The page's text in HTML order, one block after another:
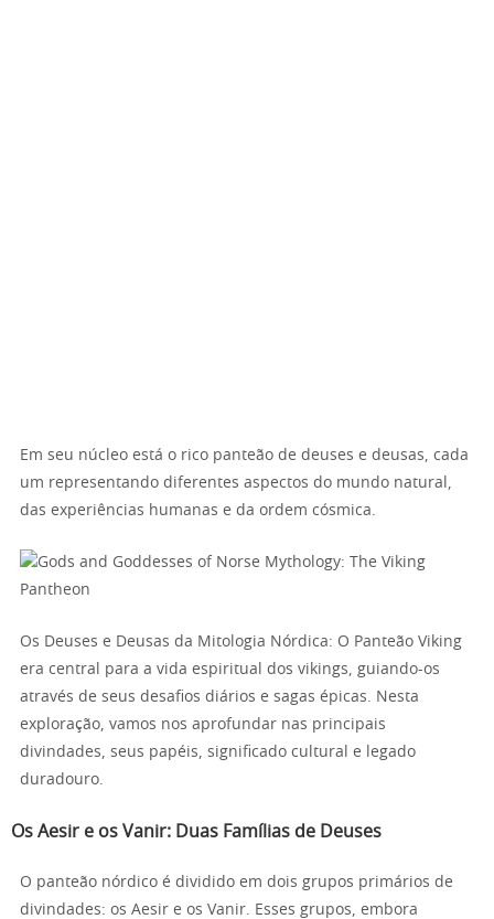
Em seu núcleo está o rico panteão de deuses e deusas, cada
um representando diferentes aspectos do mundo natural,
das experiências humanas e da ordem cósmica.
Os Deuses e Deusas da Mitologia Nórdica: O Panteão Viking
era central para a vida espiritual dos vikings, guiando-os
através de seus desafios diários e sagas épicas. Nesta
exploração, vamos nos aprofundar nas principais
divindades, seus papéis, significado cultural e legado
duradouro.
Os Aesir e os Vanir: Duas Famílias de Deuses
O panteão nórdico é dividido em dois grupos primários de
divindades: os Aesir e os Vanir. Esses grupos, embora